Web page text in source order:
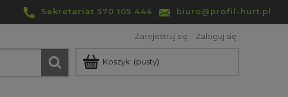
Sekretariat 570 105 444 biuro@profil-hurt.pl
Zarejestruj się Zaloguj się
Koszyk: (pusty)